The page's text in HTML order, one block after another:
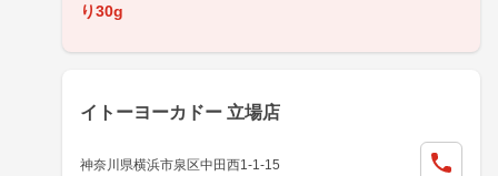
り30g
イトーヨーカドー 立場店
神奈川県横浜市泉区中田西1-1-15